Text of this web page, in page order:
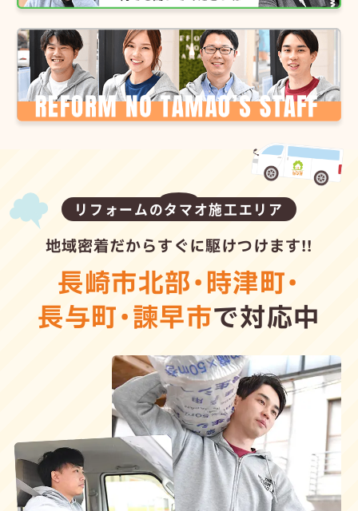
リフォームのタマオ施工エリア
地域密着だからすぐに駆けつけます!!
長崎市北部・時津町・
長与町・諫早市で対応中